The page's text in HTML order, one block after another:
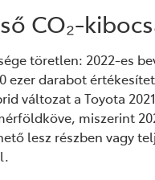
CO₂-
töretlen: 2022-es
ezer darabot
változat a Toyota
miszerint
lesz részben vagy